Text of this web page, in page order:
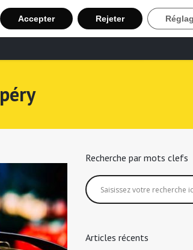
Recherche Chauffeur Taxi
Recherche par mots clefs
Articles récents
Accepter Rejeter